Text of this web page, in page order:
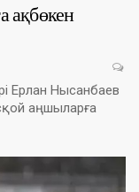
ақбөкен
Ерлан Нысанбаев
аңшыларға